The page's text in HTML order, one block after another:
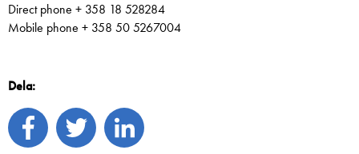
Direct phone + 358 18 528284
Mobile phone + 358 50 5267004
Dela: